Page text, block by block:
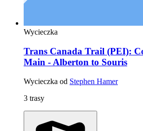
Wycieczka
Trans Canada Trail (PEI):
Main - Alberton to Souris
Wycieczka od Stephen Hamer
3 trasy